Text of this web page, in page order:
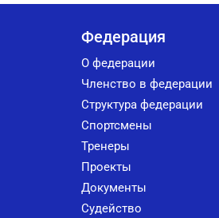
Федерация
О федерации
Членство в федерации
Структура федерации
Спортсмены
Тренеры
Проекты
Документы
Судейство